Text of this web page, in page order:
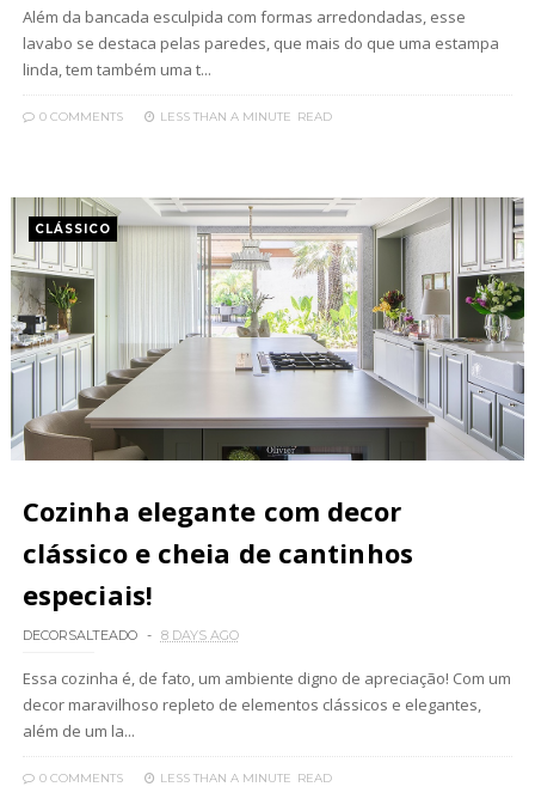
Além da bancada esculpida com formas arredondadas, esse
lavabo se destaca pelas paredes, que mais do que uma estampa
linda, tem também uma t...
0 COMMENTS LESS THAN A MINUTE READ
CLÁSSICO
Cozinha elegante com decor
clássico e cheia de cantinhos
especiais!
DECORSALTEADO 8 DAYS AGO
Essa cozinha é, de fato, um ambiente digno de apreciação! Com um
decor maravilhoso repleto de elementos clássicos e elegantes,
além de um la...
0 COMMENTS LESS THAN A MINUTE READ